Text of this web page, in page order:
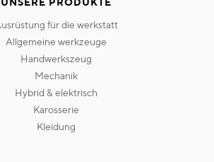
UNSERE PRODUKTE
ausrüstung für die werkstatt
allgemeine werkzeuge
handwerkszeug
mechanik
hybrid & elektrisch
karosserie
kleidung